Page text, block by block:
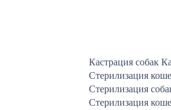
Кастрация собак
Стерилизация
Стерилизация
Стерилизация